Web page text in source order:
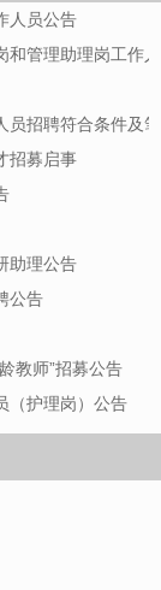
人员公告
和管理助理岗工作
员招聘符合条件及
招募启事
助理公告
公告
教师”招募公告
（护理岗）公告